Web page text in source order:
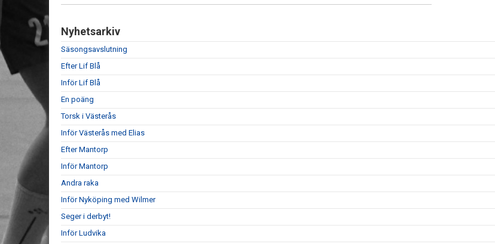
Nyhetsarkiv
Säsongsavslutning
Efter Lif Blå
Inför Lif Blå
En poäng
Torsk i Västerås
Inför Västerås med Elias
Efter Mantorp
Inför Mantorp
Andra raka
Inför Nyköping med Wilmer
Seger i derbyt!
Inför Ludvika